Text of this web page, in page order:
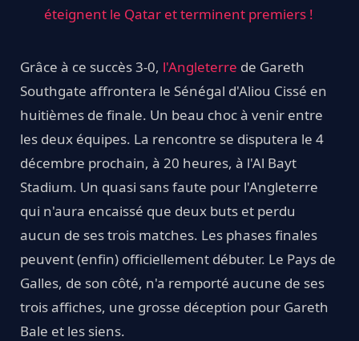
éteignent le Qatar et terminent premiers !
Grâce à ce succès 3-0, l'Angleterre de Gareth
Southgate affrontera le Sénégal d'Aliou Cissé en
huitièmes de finale. Un beau choc à venir entre
les deux équipes. La rencontre se disputera le 4
décembre prochain, à 20 heures, à l'Al Bayt
Stadium. Un quasi sans faute pour l'Angleterre
qui n'aura encaissé que deux buts et perdu
aucun de ses trois matches. Les phases finales
peuvent (enfin) officiellement débuter. Le Pays de
Galles, de son côté, n'a remporté aucune de ses
trois affiches, une grosse déception pour Gareth
Bale et les siens.